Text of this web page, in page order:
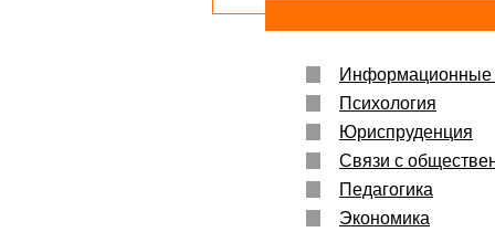
Информационные
Психология
Юриспруденция
Связи с
Педагогика
Экономика